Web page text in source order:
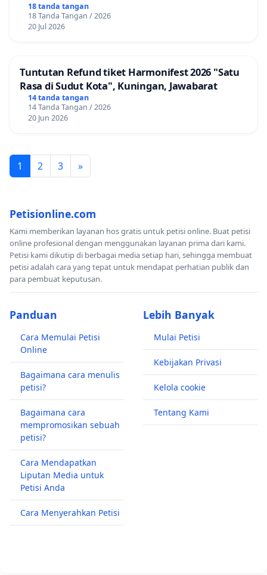
18 tanda tangan
18 Tanda Tangan / 2026
20 Jul 2026
Tuntutan Refund tiket Harmonifest 2026 "Satu
Rasa di Sudut Kota", Kuningan, Jawabarat
14 tanda tangan
14 Tanda Tangan / 2026
20 Jun 2026
1 2 3 »
Petisionline.com
Kami memberikan layanan hos gratis untuk petisi online. Buat petisi
online profesional dengan menggunakan layanan prima dari kami.
Petisi kami dikutip di berbagai media setiap hari, sehingga membuat
petisi adalah cara yang tepat untuk mendapat perhatian publik dan
para pembuat keputusan.
Panduan
Cara Memulai Petisi
Online
Bagaimana cara menulis
petisi?
Bagaimana cara
mempromosikan sebuah
petisi?
Cara Mendapatkan
Liputan Media untuk
Petisi Anda
Cara Menyerahkan Petisi
Lebih Banyak
Mulai Petisi
Kebijakan Privasi
Kelola cookie
Tentang Kami